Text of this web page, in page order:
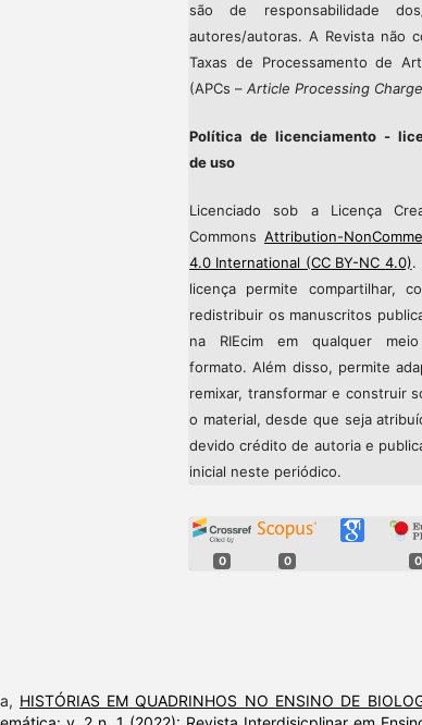
são de responsabilidade
autores/autoras. A Revista não
Taxas de Processamento de
(APCs – Article Processing
Política de licenciamento -
de uso
Licenciado sob a Licença
Commons Attribution-
4.0 International (CC BY-NC 4.0).
licença permite compartilhar,
redistribuir os manuscritos
na RIEcim em qualquer
formato. Além disso, permite
remixar, transformar e construir
o material, desde que seja
devido crédito de autoria e
inicial neste periódico.
0 0 0
HISTÓRIAS EM QUADRINHOS NO ENSINO DE